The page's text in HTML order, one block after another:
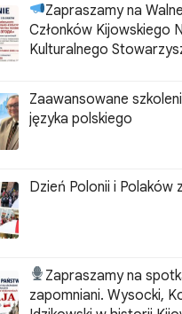
Zapraszamy na Walne Zebranie
Członków Kijowskiego
Kulturalnego Stowarzyszenia
Zaawansowane
języka polskiego
Dzień Polonii i Polaków
Zapraszamy na
zapomniani. Wysocki,